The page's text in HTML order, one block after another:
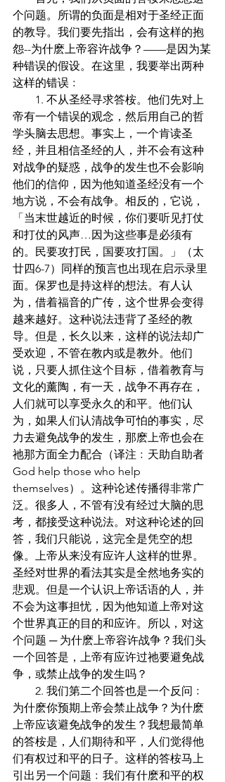
个问题。所谓的负面是相对于圣经正面
的教导。我们要先指出，会有这样的抱
怨--为什麽上帝容许战争？——是因为某
种错误的假设。在这里，我要举出两种
这样的错误﹕
帝有一个错误的观念，然后用自己的哲
学头脑去思想。事实上，一个肯读圣
经，并且相信圣经的人，并不会有这种
对战争的疑惑，战争的发生也不会影响
他们的信仰，因为他知道圣经没有一个
地方说，不会有战争。相反的，它说，
「当末世越近的时候，你们要听见打仗
和打仗的风声…因为这些事是必须有
的。民要攻打民，国要攻打国。」（太
廿四6-7）同样的预言也出现在启示录里
面。保罗也是持这样的想法。有人认
为，借着福音的广传，这个世界会变得
越来越好。这种说法违背了圣经的教
导。但是，长久以来，这样的说法却广
受欢迎，不管在教内或是教外。他们
说，只要人抓住这个目标，借着教育与
文化的薰陶，有一天，战争不再存在，
人们就可以享受永久的和平。他们认
为，如果人们认清战争可怕的事实，尽
力去避免战争的发生，那麽上帝也会在
祂那方面全力配合（译注﹕天助自助者
God help those who help
themselves）。这种论述传播得非常广
泛。很多人，不管有没有经过大脑的思
考，都接受这种说法。对这种论述的回
答，我们只能说，这完全是凭空的想
像。上帝从来没有应许人这样的世界。
圣经对世界的看法其实是全然地务实的
悲观。但是一个认识上帝话语的人，并
不会为这事担忧，因为他知道上帝对这
个世界真正的目的和应许。所以，对这
个问题 ─ 为什麽上帝容许战争？我们头
一个回答是，上帝有应许过祂要避免战
争，或禁止战争的发生吗？
为什麽你预期上帝会禁止战争？为什麽
上帝应该避免战争的发生？我想最简单
的答桉是，人们期待和平，人们觉得他
们有权过和平的日子。这样的答桉马上
引出另一个问题﹕我们有什麽和平的权